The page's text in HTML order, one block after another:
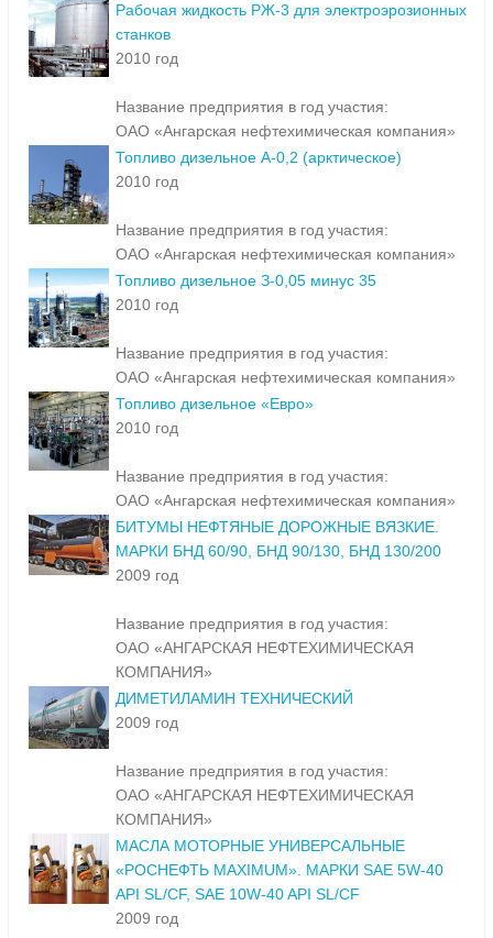
Рабочая жидкость РЖ-3 для электроэрозионных
станков
2010 год
Название предприятия в год участия:
ОАО «Ангарская нефтехимическая компания»
Топливо дизельное А-0,2 (арктическое)
2010 год
Название предприятия в год участия:
ОАО «Ангарская нефтехимическая компания»
Топливо дизельное З-0,05 минус 35
2010 год
Название предприятия в год участия:
ОАО «Ангарская нефтехимическая компания»
Топливо дизельное «Евро»
2010 год
Название предприятия в год участия:
ОАО «Ангарская нефтехимическая компания»
БИТУМЫ НЕФТЯНЫЕ ДОРОЖНЫЕ ВЯЗКИЕ.
МАРКИ БНД 60/90, БНД 90/130, БНД 130/200
2009 год
Название предприятия в год участия:
ОАО «АНГАРСКАЯ НЕФТЕХИМИЧЕСКАЯ
КОМПАНИЯ»
ДИМЕТИЛАМИН ТЕХНИЧЕСКИЙ
2009 год
Название предприятия в год участия:
ОАО «АНГАРСКАЯ НЕФТЕХИМИЧЕСКАЯ
КОМПАНИЯ»
МАСЛА МОТОРНЫЕ УНИВЕРСАЛЬНЫЕ
«РОСНЕФТЬ MAXIMUM». МАРКИ SAE 5W-40
API SL/CF, SAE 10W-40 API SL/CF
2009 год